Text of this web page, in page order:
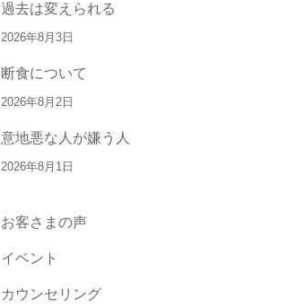
過去は変えられる
2026年8月3日
断食について
2026年8月2日
意地悪な人が嫌う人
2026年8月1日
お客さまの声
イベント
カウンセリング